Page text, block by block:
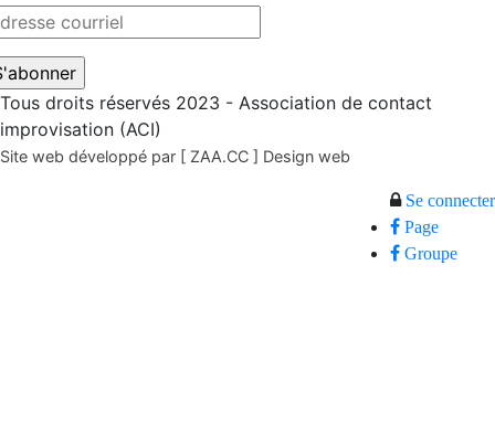
Tous droits réservés 2023 - Association de contact
improvisation (ACI)
Site web développé par [ ZAA.CC ] Design web
Se connecter
Page
Groupe